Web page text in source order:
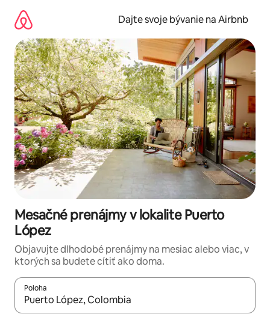
obsah.
Dajte svoje bývanie na Airbnb
Mesačné prenájmy v lokalite Puerto
López
Objavujte dlhodobé prenájmy na mesiac alebo viac, v
ktorých sa budete cítiť ako doma.
Poloha
Keď budú výsledky k dispozícii, môžete si ich prechádzať